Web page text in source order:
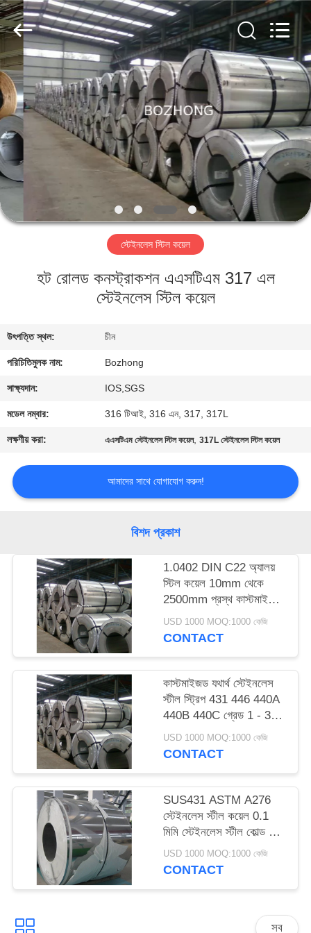
বাড়ি
পণ্য
আমাদের
সম্পর্কে
কারখানা
যোগাযোগ
করুন
উদ্ধৃতির
আবেদন
ম্যাপ
PRIVACY
POLICY
Bozhong
Metal
Group
Co.,
Ltd..
Rights
Reserved.
স্টেইনলেস স্টিল কয়েল
হট রোলড কনস্ট্রাকশন এএসটিএম 317 এল
স্টেইনলেস স্টিল কয়েল
উৎপত্তি স্থল: চীন
পরিচিতিমুলক নাম: Bozhong
সাক্ষ্যদান: IOS,SGS
মডেল নম্বার: 316 টিআই, 316 এন, 317, 317L
লক্ষণীয় করা: এএসটিএম স্টেইনলেস স্টিল কয়েল,317L স্টেইনলেস স্টিল কয়েল
আমাদের সাথে যোগাযোগ করুন!
বিশদ প্রকাশ
1.0402 DIN C22 অ্যালয়
স্টিল কয়েল 10mm থেকে
2500mm প্রস্থ কাস্টমাইজড
দৈর্ঘ্য
USD 1000 MOQ:1000 কেজি
CONTACT
কাস্টমাইজড যথার্থ স্টেইনলেস
স্টীল স্ট্রিপ 431 446 440A
440B 440C গ্রেড 1 - 3
মিমি পুরুত্ব
USD 1000 MOQ:1000 কেজি
CONTACT
SUS431 ASTM A276
স্টেইনলেস স্টীল কয়েল 0.1
মিমি স্টেইনলেস স্টীল কোল্ড রোল্ড
কয়েল
USD 1000 MOQ:1000 কেজি
CONTACT
সব